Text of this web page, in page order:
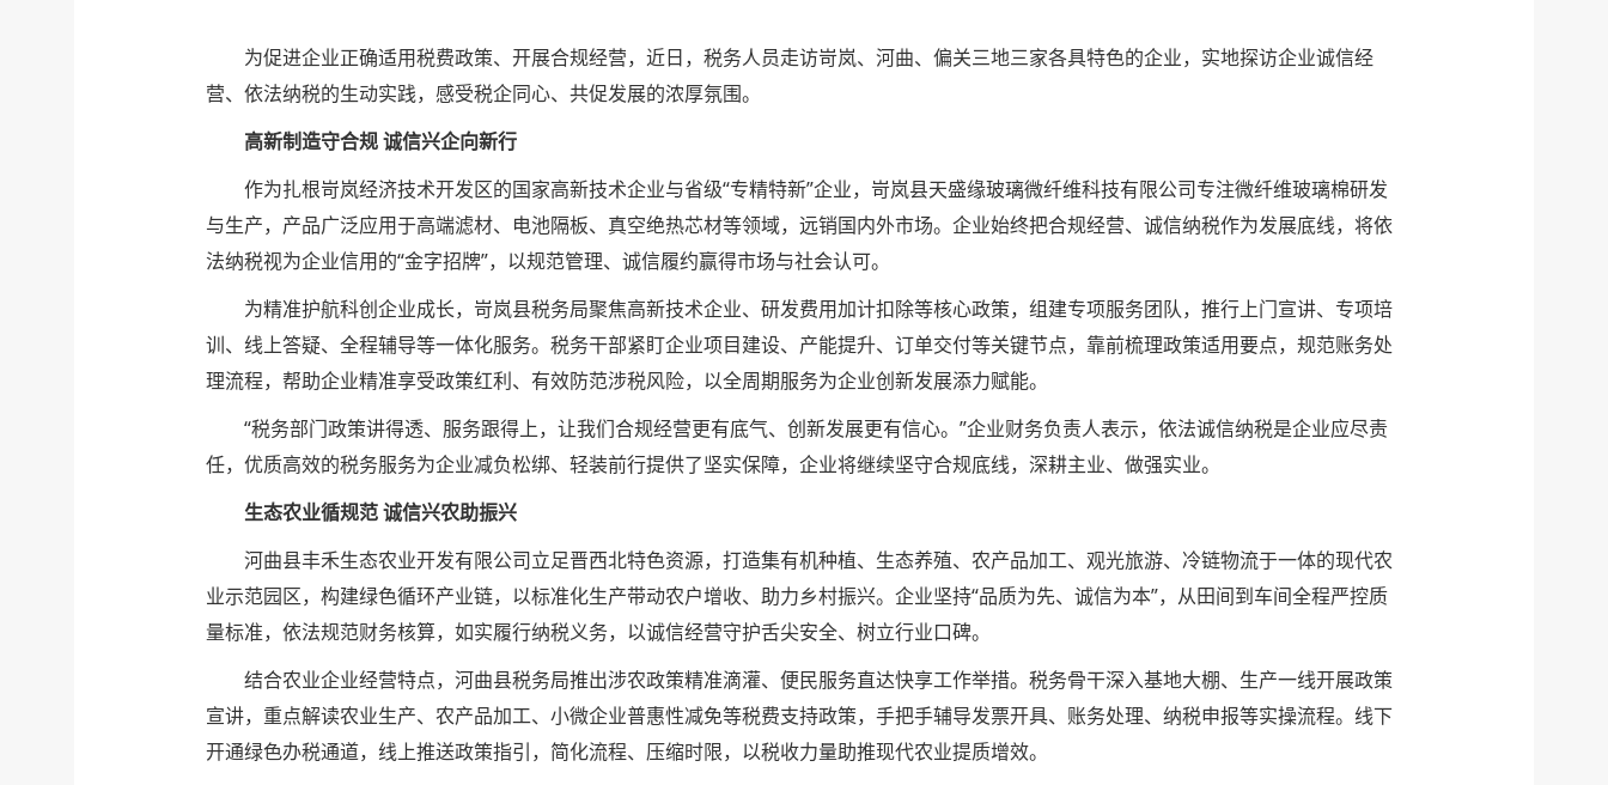
为促进企业正确适用税费政策、开展合规经营，近日，税务人员走访岢岚、河曲、偏关三地三家各具特色的企业，实地探访企业诚信经
营、依法纳税的生动实践，感受税企同心、共促发展的浓厚氛围。
高新制造守合规 诚信兴企向新行
作为扎根岢岚经济技术开发区的国家高新技术企业与省级“专精特新”企业，岢岚县天盛缘玻璃微纤维科技有限公司专注微纤维玻璃棉研发
与生产，产品广泛应用于高端滤材、电池隔板、真空绝热芯材等领域，远销国内外市场。企业始终把合规经营、诚信纳税作为发展底线，将依
法纳税视为企业信用的“金字招牌”，以规范管理、诚信履约赢得市场与社会认可。
为精准护航科创企业成长，岢岚县税务局聚焦高新技术企业、研发费用加计扣除等核心政策，组建专项服务团队，推行上门宣讲、专项培
训、线上答疑、全程辅导等一体化服务。税务干部紧盯企业项目建设、产能提升、订单交付等关键节点，靠前梳理政策适用要点，规范账务处
理流程，帮助企业精准享受政策红利、有效防范涉税风险，以全周期服务为企业创新发展添力赋能。
“税务部门政策讲得透、服务跟得上，让我们合规经营更有底气、创新发展更有信心。”企业财务负责人表示，依法诚信纳税是企业应尽责
任，优质高效的税务服务为企业减负松绑、轻装前行提供了坚实保障，企业将继续坚守合规底线，深耕主业、做强实业。
生态农业循规范 诚信兴农助振兴
河曲县丰禾生态农业开发有限公司立足晋西北特色资源，打造集有机种植、生态养殖、农产品加工、观光旅游、冷链物流于一体的现代农
业示范园区，构建绿色循环产业链，以标准化生产带动农户增收、助力乡村振兴。企业坚持“品质为先、诚信为本”，从田间到车间全程严控质
量标准，依法规范财务核算，如实履行纳税义务，以诚信经营守护舌尖安全、树立行业口碑。
结合农业企业经营特点，河曲县税务局推出涉农政策精准滴灌、便民服务直达快享工作举措。税务骨干深入基地大棚、生产一线开展政策
宣讲，重点解读农业生产、农产品加工、小微企业普惠性减免等税费支持政策，手把手辅导发票开具、账务处理、纳税申报等实操流程。线下
开通绿色办税通道，线上推送政策指引，简化流程、压缩时限，以税收力量助推现代农业提质增效。